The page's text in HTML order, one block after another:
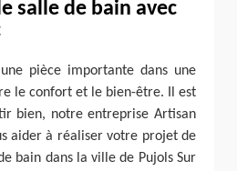
salle de bain avec
pièce importante dans une
le confort et le bien-être. Il est
bien, notre entreprise Artisan
aider à réaliser votre projet de
bain dans la ville de Pujols Sur